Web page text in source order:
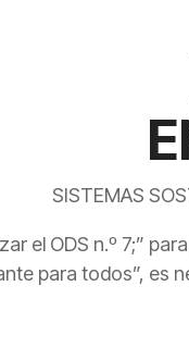
SISTEMAS
el ODS n.º 7;”
para todos”, es